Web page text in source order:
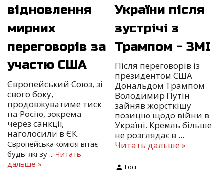
відновлення
мирних
переговорів за
участю США
Європейський Союз, зі
свого боку,
продовжуватиме тиск
на Росію, зокрема
через санкції,
наголосили в ЄК.
Європейська комісія вітає
будь-які зу ... Читать
дальше »
України після
зустрічі з
Трампом - ЗМІ
Після переговорів із
президентом США
Дональдом Трампом
Володимир Путін
зайняв жорсткішу
позицію щодо війни в
Україні. Кремль більше
не розглядає в ...
Читать дальше »
Loci